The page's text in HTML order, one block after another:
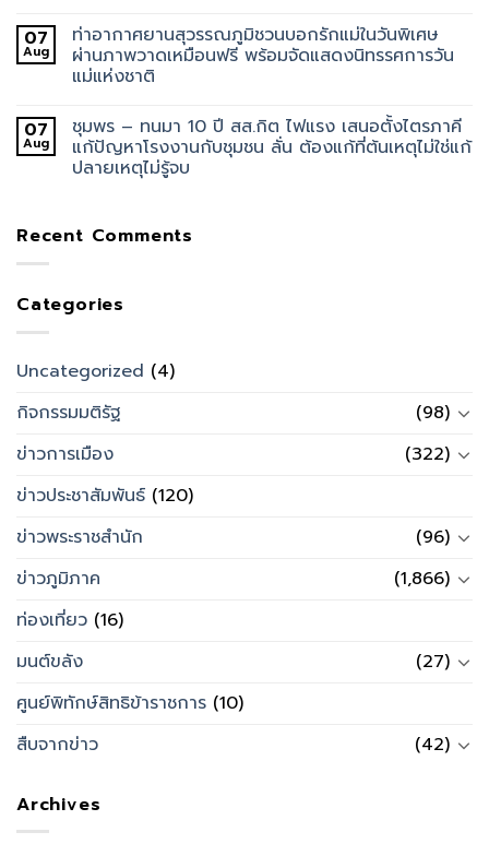
07
Aug
ท่าอากาศยานสุวรรณภูมิชวนบอกรักแม่ในวันพิเศษ
ผ่านภาพวาดเหมือนฟรี พร้อมจัดแสดงนิทรรศการวัน
แม่แห่งชาติ
07
Aug
ชุมพร – ทนมา 10 ปี สส.กิต ไฟแรง เสนอตั้งไตรภาคี
แก้ปัญหาโรงงานกับชุมชน ลั่น ต้องแก้ที่ต้นเหตุไม่ใช่แก้
ปลายเหตุไม่รู้จบ
Recent Comments
Categories
Uncategorized (4)
กิจกรรมมติรัฐ
(98)
ข่าวการเมือง
(322)
ข่าวประชาสัมพันธ์ (120)
ข่าวพระราชสำนัก
(96)
ข่าวภูมิภาค
(1,866)
ท่องเที่ยว (16)
มนต์ขลัง
(27)
ศูนย์พิทักษ์สิทธิข้าราชการ (10)
สืบจากข่าว
(42)
Archives